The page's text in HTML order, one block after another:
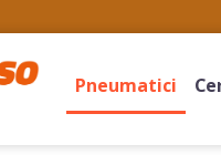
Pneumatici